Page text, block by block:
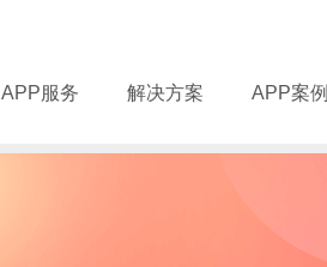
APP服务 解决方案 APP案例